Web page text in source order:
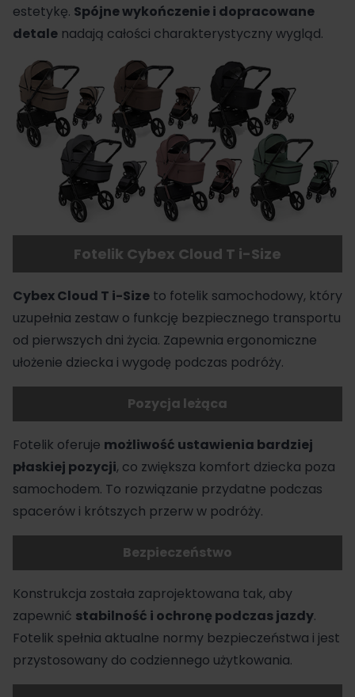
estetykę. Spójne wykończenie i dopracowane
detale nadają całości charakterystyczny wygląd.
Fotelik Cybex Cloud T i-Size
CybexCloud T i-Size to fotelik samochodowy, który
uzupełnia zestaw o funkcję bezpiecznego transportu
od pierwszych dni życia. Zapewnia ergonomiczne
ułożenie dziecka i wygodę podczas podróży.
Pozycja leżąca
Fotelik oferuje możliwość ustawienia bardziej
płaskiej pozycji, co zwiększa komfort dziecka poza
samochodem. To rozwiązanie przydatne podczas
spacerów i krótszych przerw w podróży.
Bezpieczeństwo
Konstrukcja została zaprojektowana tak, aby
zapewnić stabilność i ochronę podczas jazdy.
Fotelik spełnia aktualne normy bezpieczeństwa i jest
przystosowany do codziennego użytkowania.